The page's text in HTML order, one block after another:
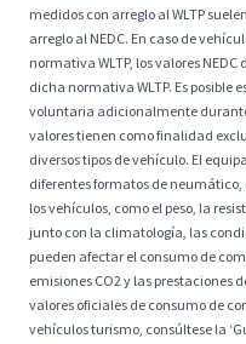
medidos con arreglo al WLTP
arreglo al NEDC. En caso de
normativa WLTP, los valores
dicha normativa WLTP. Es posible
voluntaria adicionalmente
valores tienen como finalidad
diversos tipos de vehículo. El
diferentes formatos de
los vehículos, como el peso, la
junto con la climatología, las
pueden afectar el consumo de
emisiones CO2 y las prestaciones
valores oficiales de consumo de
vehículos turismo, consúltese la